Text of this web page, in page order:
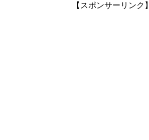
【スポンサーリンク】